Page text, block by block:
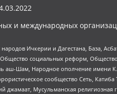
и международных
Ичкерии и Дагестана, База,
социальных реформ,
аш-Шам, Народное ополчение
сообщество Сеть,
джамаат, Мусульманская